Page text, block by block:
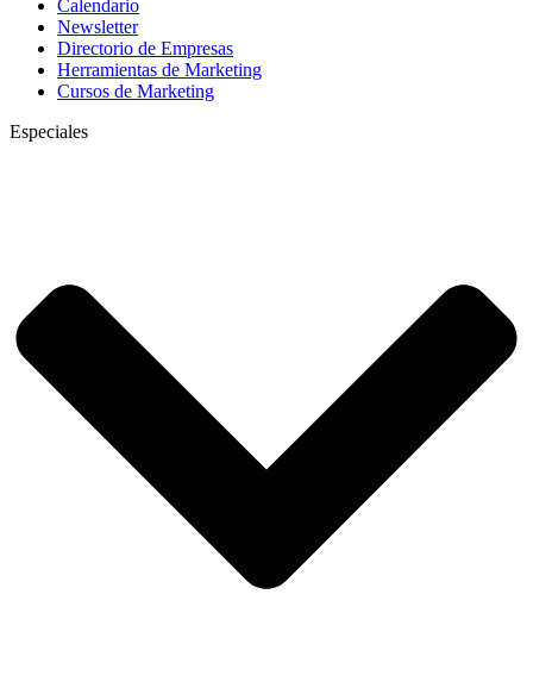
Calendario
Newsletter
Directorio de Empresas
Herramientas de Marketing
Cursos de Marketing
Especiales